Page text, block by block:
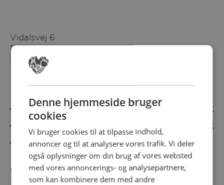
Vidalsvej 6
DK-9230 Svenstrup
Denmark
Besøg vores messesites
Cateringmesse Nord Cateringmesse Midt
Cateringmesse Øst
Cateringmesse Thy
Information
Denne hjemmeside bruger
cookies
Vi bruger cookies til at tilpasse indhold,
annoncer og til at analysere vores trafik. Vi deler
også oplysninger om din brug af vores websted
med vores annoncerings- og analysepartnere,
som kan kombinere dem med andre